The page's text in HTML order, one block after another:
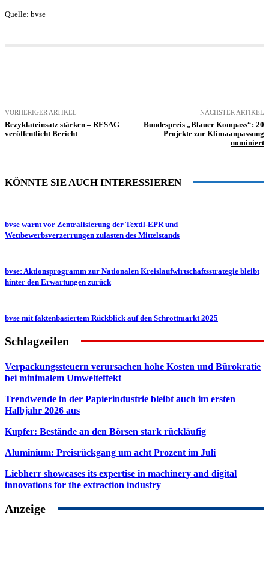
Quelle: bvse
VORHERIGER ARTIKEL
Rezyklateinsatz stärken – RESAG
veröffentlicht Bericht
NÄCHSTER ARTIKEL
Bundespreis „Blauer Kompass“: 20
Projekte zur Klimaanpassung
nominiert
KÖNNTE SIE AUCH INTERESSIEREN
bvse warnt vor Zentralisierung der Textil-EPR und
Wettbewerbsverzerrungen zulasten des Mittelstands
bvse: Aktionsprogramm zur Nationalen Kreislaufwirtschaftsstrategie bleibt
hinter den Erwartungen zurück
bvse mit faktenbasiertem Rückblick auf den Schrottmarkt 2025
Schlagzeilen
Verpackungssteuern verursachen hohe Kosten und Bürokratie
bei minimalem Umwelteffekt
Trendwende in der Papierindustrie bleibt auch im ersten
Halbjahr 2026 aus
Kupfer: Bestände an den Börsen stark rückläufig
Aluminium: Preisrückgang um acht Prozent im Juli
Liebherr showcases its expertise in machinery and digital
innovations for the extraction industry
Anzeige